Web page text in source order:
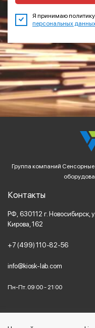
Я принимаю
персональных
Группа компаний
Контакты
РФ, 630112 г. Новосибирск,
Кирова, 162
+7 (499) 110-82-56
info@kiosk-lab.com
Пн-Пт. 09:00 - 21:00